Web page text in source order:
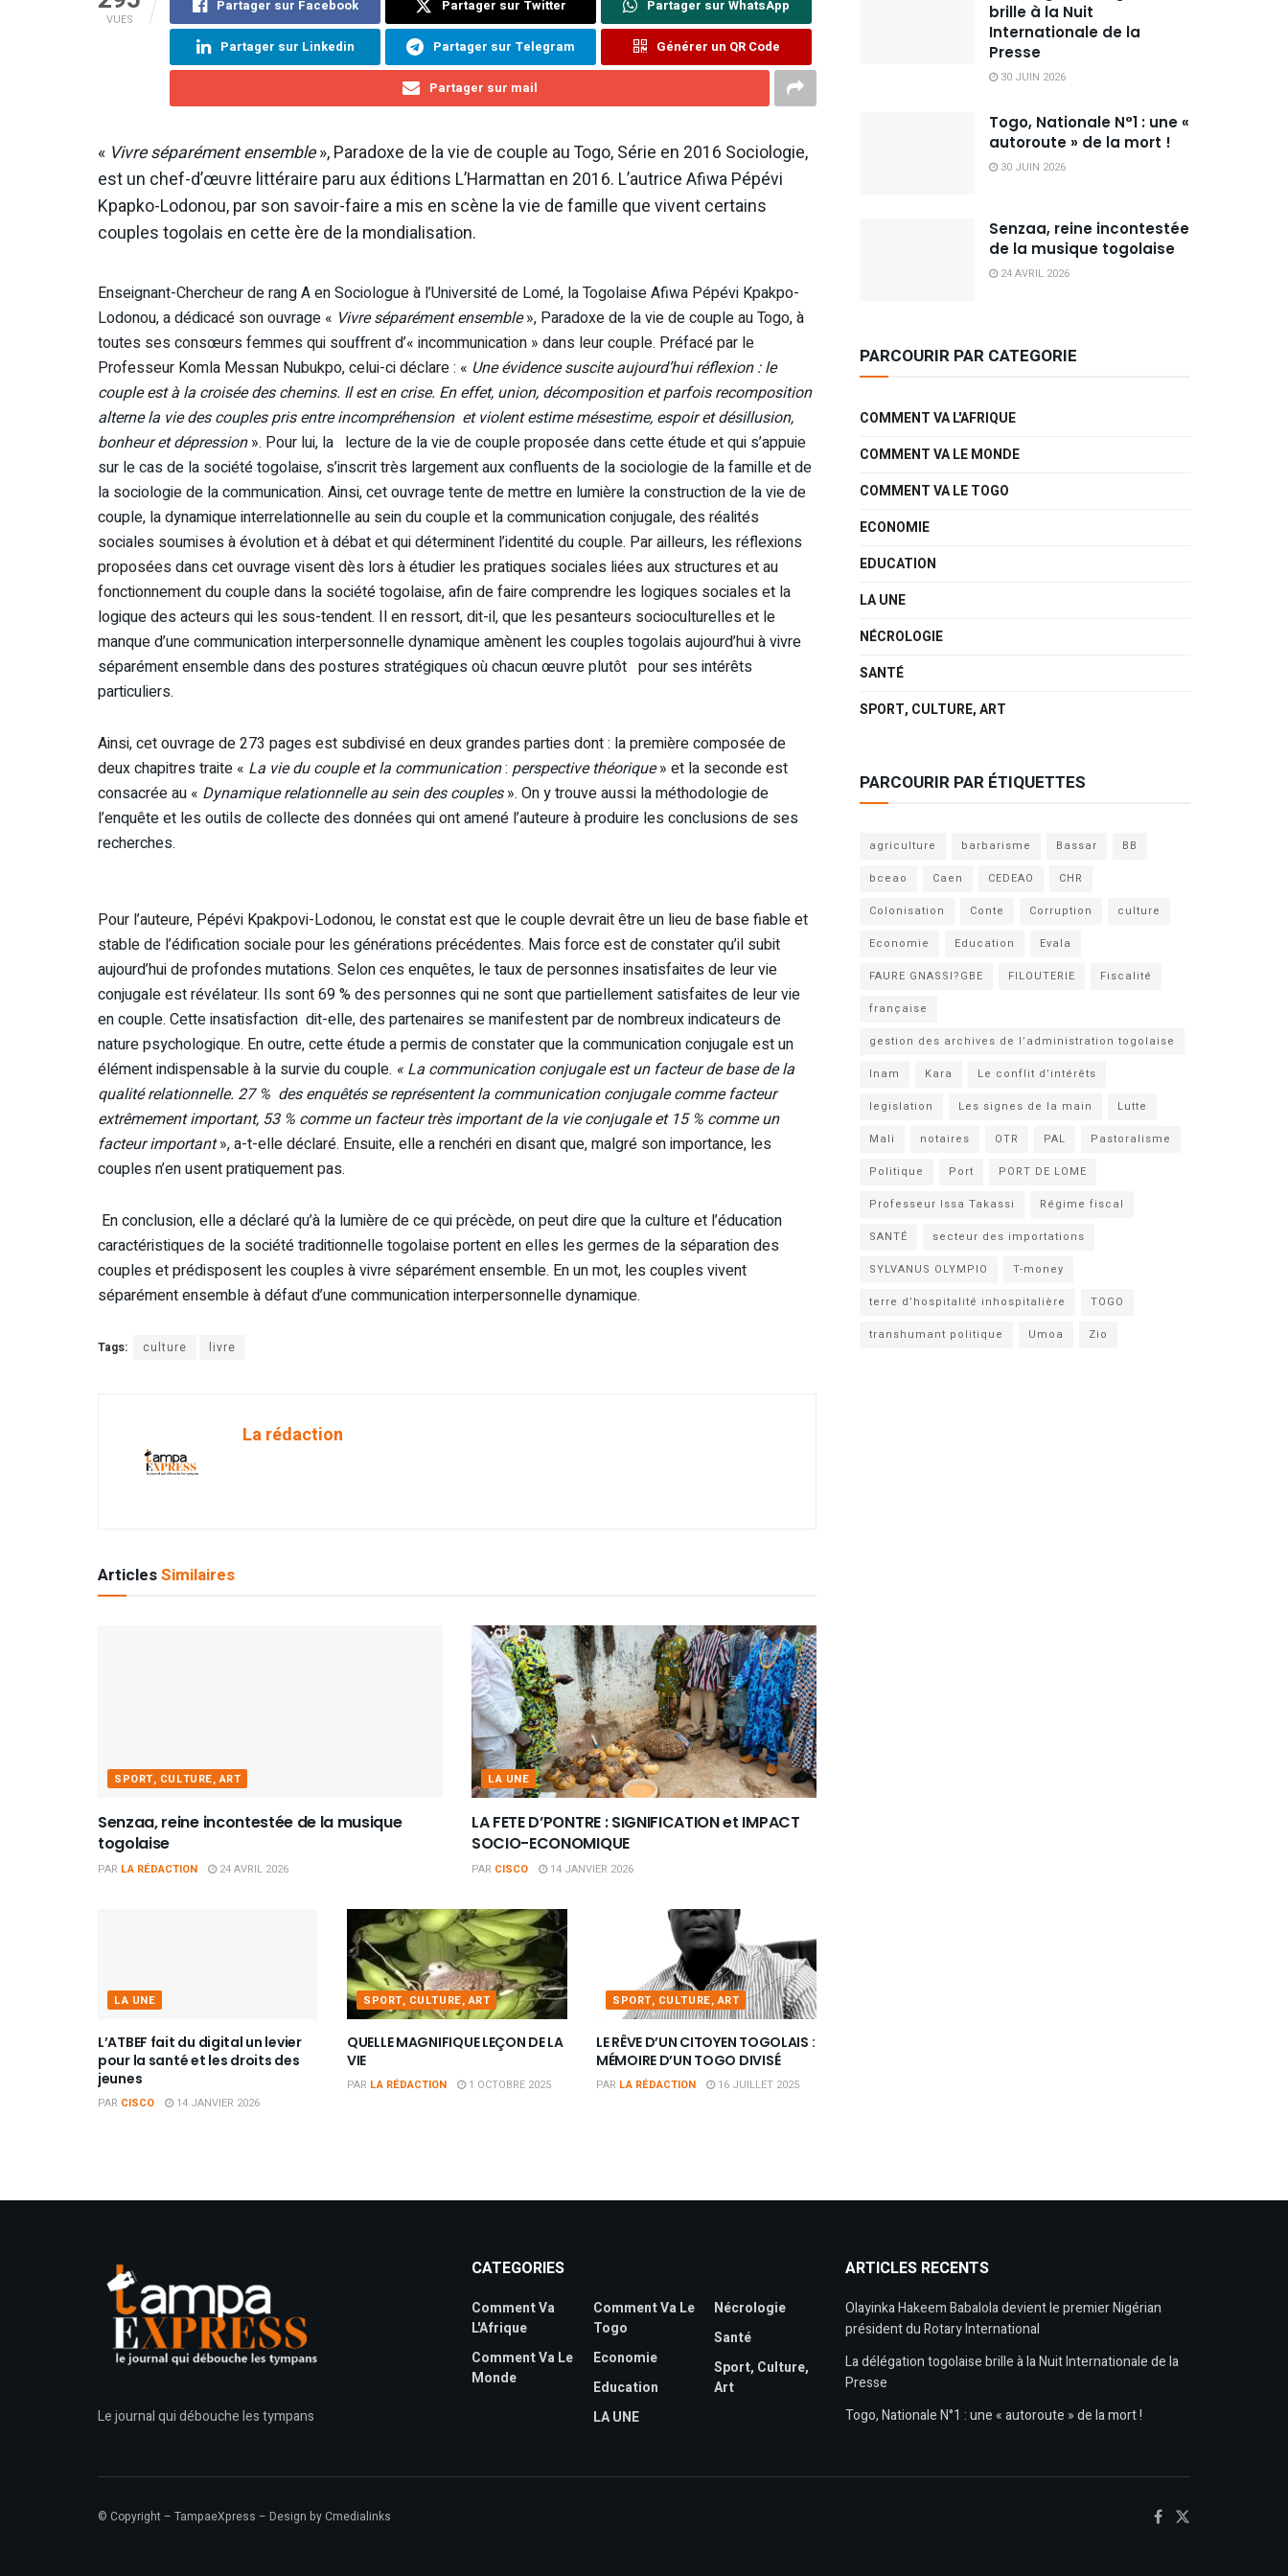
VUES
Partager sur Facebook Partager sur Twitter Partager sur WhatsApp
Partager sur Linkedin Partager sur Telegram Générer un QR Code
Partager sur mail
« Vivre séparément ensemble», Paradoxe de la vie de couple au Togo, Série en 2016 Sociologie,
est un chef-d’œuvre littéraire paru aux éditions L’Harmattan en 2016. L’autrice Afiwa Pépévi
Kpapko-Lodonou, par son savoir-faire a mis en scène la vie de famille que vivent certains
couples togolais en cette ère de la mondialisation.
Enseignant-Chercheur de rang A en Sociologue à l’Université de Lomé, la Togolaise Afiwa Pépévi Kpakpo-
Lodonou, a dédicacé son ouvrage « Vivre séparément ensemble», Paradoxe de la vie de couple au Togo, à
toutes ses consœurs femmes qui souffrent d’« incommunication » dans leur couple. Préfacé par le
Professeur Komla Messan Nubukpo, celui-ci déclare : « Une évidence suscite aujourd’hui réflexion : le
couple est à la croisée des chemins. Il est en crise. En effet, union, décomposition et parfois recomposition
alterne la vie des couples pris entre incompréhension et violent estime mésestime, espoir et désillusion,
bonheur et dépression». Pour lui, la lecture de la vie de couple proposée dans cette étude et qui s’appuie
sur le cas de la société togolaise, s’inscrit très largement aux confluents de la sociologie de la famille et de
la sociologie de la communication. Ainsi, cet ouvrage tente de mettre en lumière la construction de la vie de
couple, la dynamique interrelationnelle au sein du couple et la communication conjugale, des réalités
sociales soumises à évolution et à débat et qui déterminent l’identité du couple. Par ailleurs, les réflexions
proposées dans cet ouvrage visent dès lors à étudier les pratiques sociales liées aux structures et au
fonctionnement du couple dans la société togolaise, afin de faire comprendre les logiques sociales et la
logique des acteurs qui les sous-tendent. Il en ressort, dit-il, que les pesanteurs socioculturelles et le
manque d’une communication interpersonnelle dynamique amènent les couples togolais aujourd’hui à vivre
séparément ensemble dans des postures stratégiques où chacun œuvre plutôt pour ses intérêts
particuliers.
Ainsi, cet ouvrage de 273 pages est subdivisé en deux grandes parties dont : la première composée de
deux chapitres traite « La vie du couple et la communication: perspective théorique» et la seconde est
consacrée au « Dynamique relationnelle au sein des couples». On y trouve aussi la méthodologie de
l’enquête et les outils de collecte des données qui ont amené l’auteure à produire les conclusions de ses
recherches.
Pour l’auteure, Pépévi Kpakpovi-Lodonou, le constat est que le couple devrait être un lieu de base fiable et
stable de l’édification sociale pour les générations précédentes. Mais force est de constater qu’il subit
aujourd’hui de profondes mutations. Selon ces enquêtes, le taux de personnes insatisfaites de leur vie
conjugale est révélateur. Ils sont 69 % des personnes qui ne sont que partiellement satisfaites de leur vie
en couple. Cette insatisfaction dit-elle, des partenaires se manifestent par de nombreux indicateurs de
nature psychologique. En outre, cette étude a permis de constater que la communication conjugale est un
élément indispensable à la survie du couple. « La communication conjugale est un facteur de base de la
qualité relationnelle. 27 % des enquêtés se représentent la communication conjugale comme facteur
extrêmement important, 53 % comme un facteur très important de la vie conjugale et 15 % comme un
facteur important», a-t-elle déclaré. Ensuite, elle a renchéri en disant que, malgré son importance, les
couples n’en usent pratiquement pas.
En conclusion, elle a déclaré qu’à la lumière de ce qui précède, on peut dire que la culture et l’éducation
caractéristiques de la société traditionnelle togolaise portent en elles les germes de la séparation des
couples et prédisposent les couples à vivre séparément ensemble. En un mot, les couples vivent
séparément ensemble à défaut d’une communication interpersonnelle dynamique.
Tags: culture livre
La rédaction
ArticlesSimilaires
SPORT, CULTURE, ART
Senzaa, reine incontestée de la musique
togolaise
PAR LA RÉDACTION 24 AVRIL 2026
LA UNE
LA FETE D’PONTRE : SIGNIFICATION et IMPACT
SOCIO-ECONOMIQUE
PAR CISCO 14 JANVIER 2026
LA UNE
L’ATBEF fait du digital un levier
pour la santé et les droits des
jeunes
PAR CISCO 14 JANVIER 2026
SPORT, CULTURE, ART
QUELLE MAGNIFIQUE LEÇON DE LA
VIE
PAR LA RÉDACTION 1 OCTOBRE 2025
SPORT, CULTURE, ART
LE RÊVE D’UN CITOYEN TOGOLAIS :
MÉMOIRE D’UN TOGO DIVISÉ
PAR LA RÉDACTION 16 JUILLET 2025
brille à la Nuit
Internationale de la
Presse
30 JUIN 2026
Togo, Nationale N°1 : une «
autoroute » de la mort !
30 JUIN 2026
Senzaa, reine incontestée
de la musique togolaise
24 AVRIL 2026
PARCOURIR PAR CATEGORIE
COMMENT VA L'AFRIQUE
COMMENT VA LE MONDE
COMMENT VA LE TOGO
ECONOMIE
EDUCATION
LA UNE
NÉCROLOGIE
SANTÉ
SPORT, CULTURE, ART
PARCOURIR PAR ÉTIQUETTES
agriculture barbarisme Bassar
BB
bceao
Caen CEDEAO
CHR
Colonisation
Conte Corruption
culture
Economie
Education
Evala
FAURE GNASSI?GBE
FILOUTERIE
Fiscalité
française
gestion des archives de l’administration togolaise
Inam
Kara
Le conflit d’intérêts
legislation
Les signes de la main
Lutte
Mali
notaires OTR PAL
Pastoralisme
Politique
Port
PORT DE LOME
Professeur Issa Takassi
Régime fiscal
SANTÉ
secteur des importations
SYLVANUS OLYMPIO
T-money
terre d’hospitalité inhospitalière
TOGO
transhumant politique
Umoa Zio
Le journal qui débouche les tympans
CATEGORIES
Comment Va
L'Afrique
Comment Va Le
Monde
Comment Va Le
Togo
Economie
Education
LA UNE
Nécrologie
Santé
Sport, Culture,
Art
ARTICLES RECENTS
Olayinka Hakeem Babalola devient le premier Nigérian
président du Rotary International
La délégation togolaise brille à la Nuit Internationale de la
Presse
Togo, Nationale N°1 : une « autoroute » de la mort !
© Copyright – TampaeXpress – Design by Cmedialinks